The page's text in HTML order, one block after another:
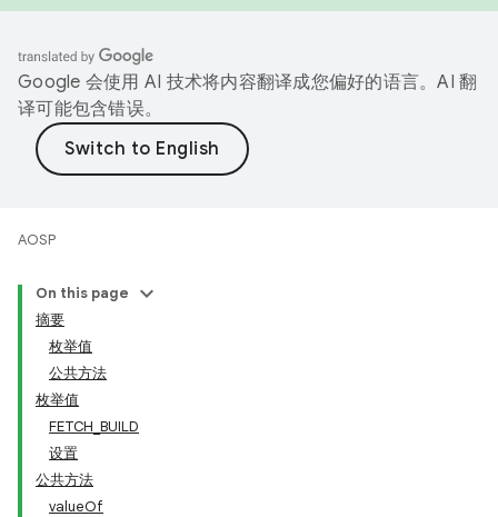
Google 会使用 AI 技术将内容翻译成您偏好的语言。AI 翻
译可能包含错误。
AOSP
On this page
摘要
枚举值
公共方法
枚举值
FETCH_BUILD
设置
公共方法
valueOf